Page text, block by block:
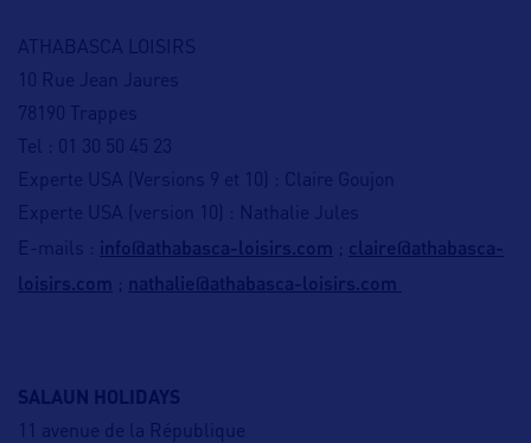
ATHABASCA LOISIRS
10 Rue Jean Jaures
78190 Trappes
Tel : 01 30 50 45 23
Experte USA (Versions 9 et 10) : Claire Goujon
Experte USA (version 10) : Nathalie Jules
E-mails : info@athabasca-loisirs.com ; claire@athabasca-
loisirs.com ; nathalie@athabasca-loisirs.com
SALAUN HOLIDAYS
11 avenue de la République